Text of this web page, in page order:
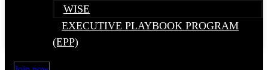
WISE
EXECUTIVE PLAYBOOK PROGRAM
(EPP)